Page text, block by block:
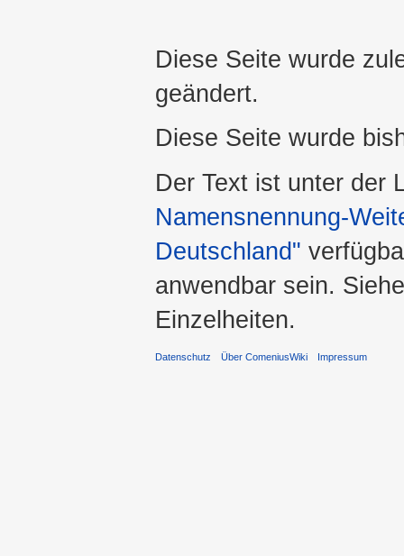
Diese Seite wurde
geändert.
Diese Seite wurde
Der Text ist unter der
Namensnennung-
Deutschland"
anwendbar sein.
Einzelheiten.
Datenschutz Über ComeniusWiki Impressum